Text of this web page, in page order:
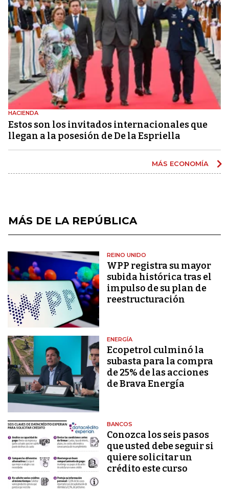
HACIENDA
Estos son los invitados internacionales que
llegan a la posesión de De la Espriella
MÁS ECONOMÍA
MÁS DE LA REPÚBLICA
REINO UNIDO
WPP registra su mayor
subida histórica tras el
impulso de su plan de
reestructuración
ENERGÍA
Ecopetrol culminó la
subasta para la compra
de 25% de las acciones
de Brava Energía
BANCOS
Conozca los seis pasos
que usted debe seguir si
quiere solicitar un
crédito este curso